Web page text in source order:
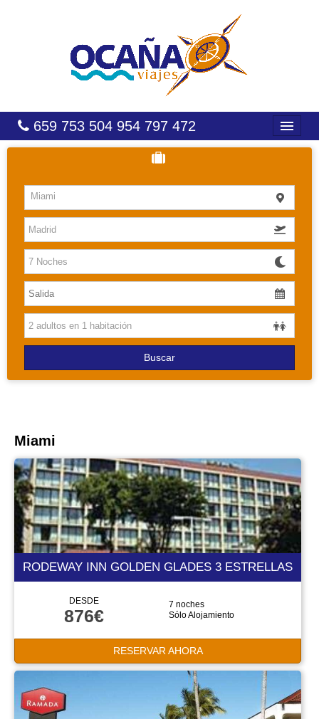
659 753 504 954 797 472
HOTELES
COSTAS
CARIBE
CANARIAS
BALEARES
PAQUETES
Miami
Buscar
Miami
RODEWAY INN GOLDEN GLADES 3 ESTRELLAS
DESDE
876€
7 noches
Sólo Alojamiento
RESERVAR AHORA